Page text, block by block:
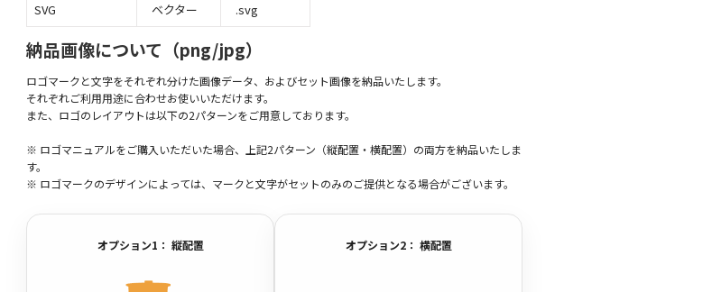
SVG
ベクター .svg
納品画像について（png/jpg）
ロゴマークと文字をそれぞれ分けた画像データ、およびセット画像を納品いたします。
それぞれご利用用途に合わせお使いいただけます。
また、ロゴのレイアウトは以下の2パターンをご用意しております。
※ ロゴマニュアルをご購入いただいた場合、上記2パターン（縦配置・横配置）の両方を納品いたしま
す。
※ ロゴマークのデザインによっては、マークと文字がセットのみのご提供となる場合がございます。
オプション1： 縦配置 オプション2： 横配置